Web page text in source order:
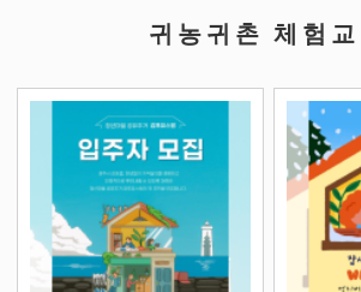
귀농귀촌 체험